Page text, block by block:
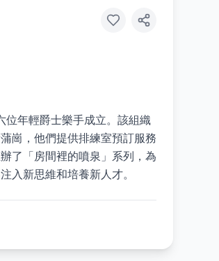
年輕爵士樂手成立。該組織
崗，他們提供排練室預訂服務
了「房間裡的噴泉」系列，為
入新思維和培養新人才。